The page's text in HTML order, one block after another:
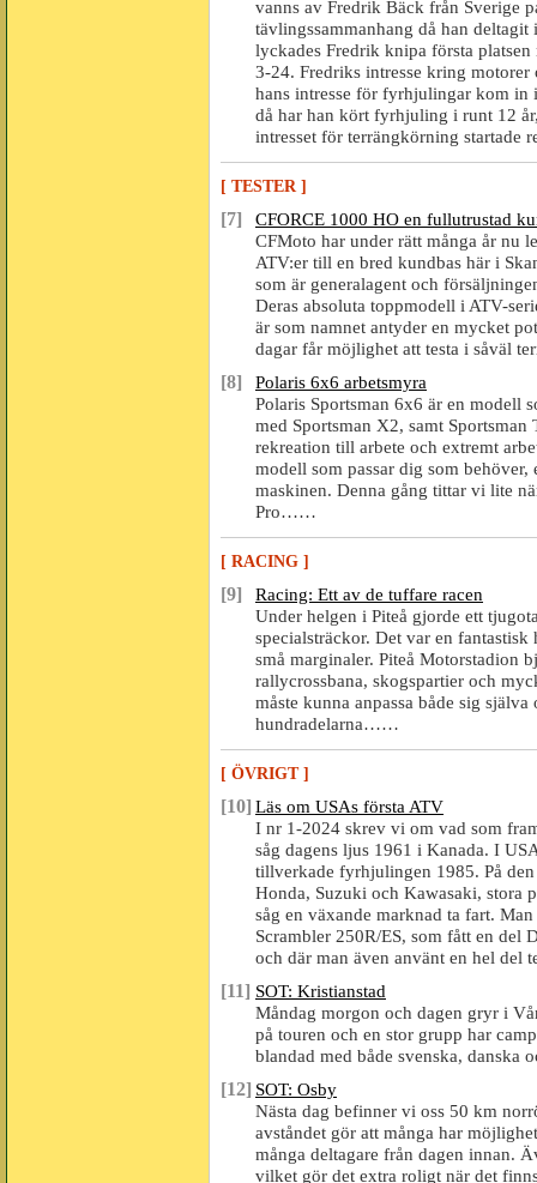
vanns av Fredrik Bäck från Sverige
tävlingssammanhang då han
lyckades Fredrik knipa första
3-24. Fredriks intresse kring
hans intresse för fyrhjulingar kom
då har han kört fyrhjuling i runt 12
intresset för terrängkörning
[ TESTER ]
[7]
CFORCE 1000 HO en fullutrustad
CFMoto har under rätt många år nu
ATV:er till en bred kundbas här i
som är generalagent och
Deras absoluta toppmodell i ATV-
är som namnet antyder en mycket
dagar får möjlighet att testa i såväl
[8]
Polaris 6x6 arbetsmyra
Polaris Sportsman 6x6 är en modell
med Sportsman X2, samt
rekreation till arbete och extremt
modell som passar dig som
maskinen. Denna gång tittar vi lite
Pro……
[ RACING ]
[9]
Racing: Ett av de tuffare racen
Under helgen i Piteå gjorde ett
specialsträckor. Det var en
små marginaler. Piteå Motorstadion
rallycrossbana, skogspartier och
måste kunna anpassa både sig
hundradelarna……
[ ÖVRIGT ]
[10] Läs om USAs första ATV
I nr 1-2024 skrev vi om vad som
såg dagens ljus 1961 i Kanada. I
tillverkade fyrhjulingen 1985. På
Honda, Suzuki och Kawasaki, stora
såg en växande marknad ta fart.
Scrambler 250R/ES, som fått en del
och där man även använt en hel
[11] SOT: Kristianstad
Måndag morgon och dagen gryr i
på touren och en stor grupp har
blandad med både svenska, danska
[12] SOT: Osby
Nästa dag befinner vi oss 50 km
avståndet gör att många har
många deltagare från dagen innan.
vilket gör det extra roligt när det